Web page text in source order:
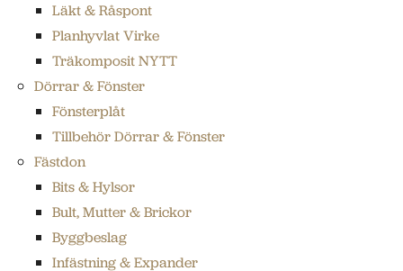
Läkt & Råspont
Planhyvlat Virke
Träkomposit NYTT
Dörrar & Fönster
Fönsterplåt
Tillbehör Dörrar & Fönster
Fästdon
Bits & Hylsor
Bult, Mutter & Brickor
Byggbeslag
Infästning & Expander